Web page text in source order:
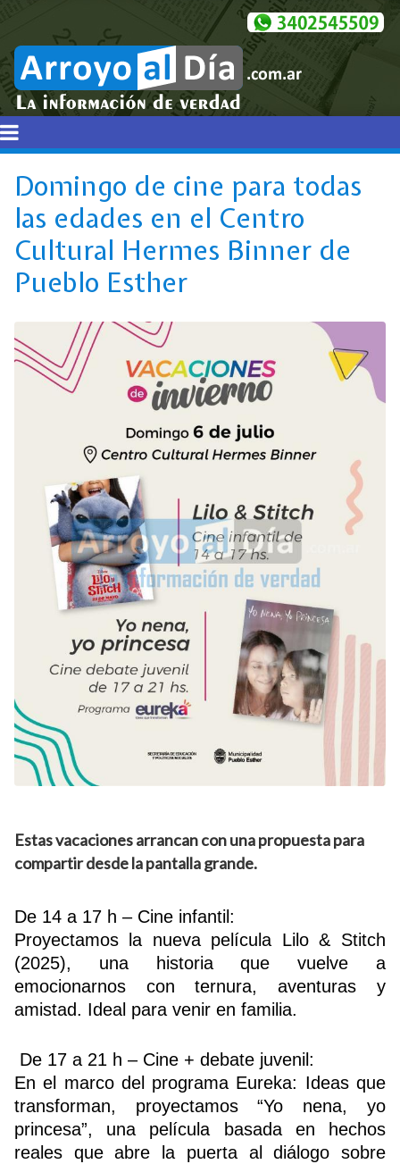
Domingo de cine para todas
las edades en el Centro
Cultural Hermes Binner de
Pueblo Esther
Estas vacaciones arrancan con una propuesta para
compartir desde la pantalla grande.
De 14 a 17 h – Cine infantil:
Proyectamos la nueva película Lilo & Stitch
(2025), una historia que vuelve a
emocionarnos con ternura, aventuras y
amistad. Ideal para venir en familia.
De 17 a 21 h – Cine + debate juvenil:
En el marco del programa Eureka: Ideas que
transforman, proyectamos “Yo nena, yo
princesa”, una película basada en hechos
reales que abre la puerta al diálogo sobre
Buscador